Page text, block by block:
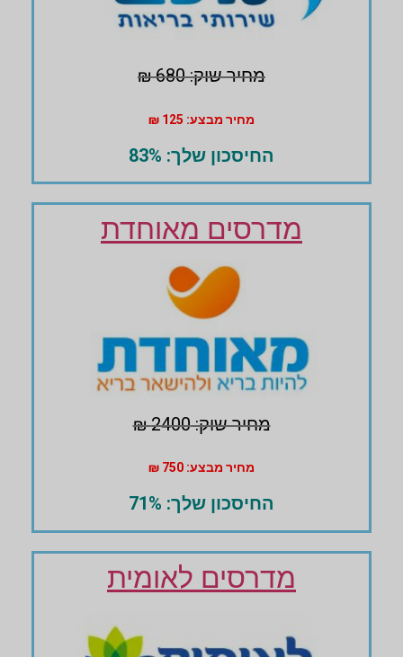
מחיר שוק: 680 ₪
מחיר מבצע: 125 ₪
החיסכון שלך: 83%
מדרסים מאוחדת
מחיר שוק: 2400 ₪
מחיר מבצע: 750 ₪
החיסכון שלך: 71%
מדרסים לאומית